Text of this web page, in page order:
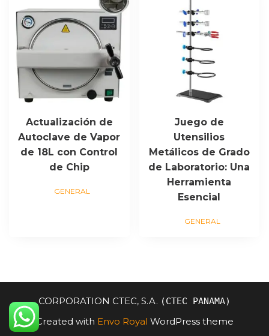
Actualización de
Autoclave de Vapor
de 18L con Control
de Chip
GENERAL
Juego de
Utensilios
Metálicos de Grado
de Laboratorio: Una
Herramienta
Esencial
GENERAL
CORPORATION CTEC, S.A. (CTEC PANAMA)
Created with Envo Royal WordPress theme